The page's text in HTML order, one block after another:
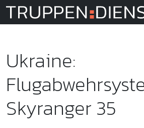
Ukraine:
Skyranger 35